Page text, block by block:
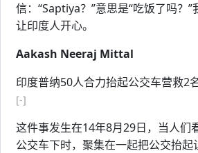
信：“Saptiya？”意思是“吃饭了吗？
让印度人开心。
Aakash Neeraj Mittal
印度普纳50人合力抬起公交车营救2
[-]
这件事发生在14年8月29日，当人们
公交车下时，聚集在一起把公交抬起